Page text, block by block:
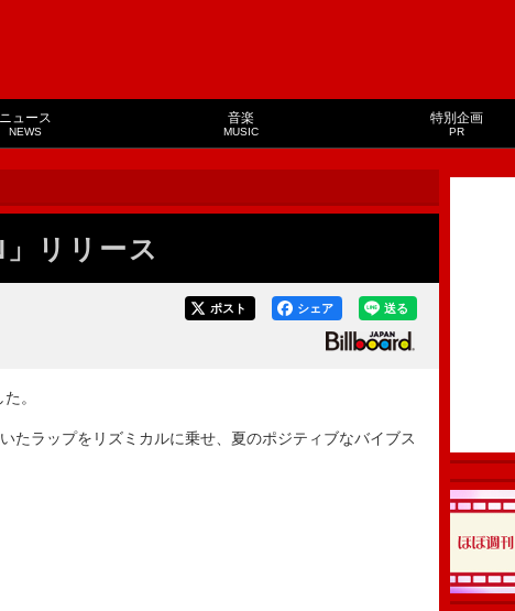
ニュース
NEWS
音楽
MUSIC
特別企画
PR
リリース
送る
シェア
ポスト
。
ラップをリズミカルに乗せ、夏のポジティブなバイブス